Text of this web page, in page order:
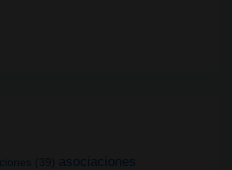
(39)
asociaciones